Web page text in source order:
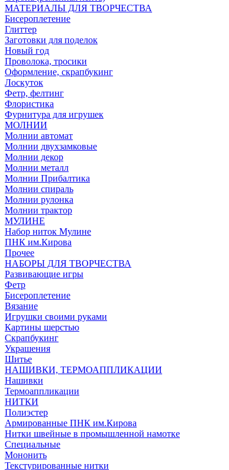
МАТЕРИАЛЫ ДЛЯ ТВОРЧЕСТВА
Бисероплетение
Глиттер
Заготовки для поделок
Новый год
Проволока, тросики
Оформление, скрапбукинг
Лоскуток
Фетр, фелтинг
Флористика
Фурнитура для игрушек
МОЛНИИ
Молнии автомат
Молнии двухзамковые
Молнии декор
Молнии металл
Молнии Прибалтика
Молнии спираль
Молнии рулонка
Молнии трактор
МУЛИНЕ
Набор ниток Мулине
ПНК им.Кирова
Прочее
НАБОРЫ ДЛЯ ТВОРЧЕСТВА
Развивающие игры
Фетр
Бисероплетение
Вязание
Игрушки своими руками
Картины шерстью
Скрапбукинг
Украшения
Шитье
НАШИВКИ, ТЕРМОАППЛИКАЦИИ
Нашивки
Термоаппликации
НИТКИ
Полиэстер
Армированные ПНК им.Кирова
Нитки швейные в промышленной намотке
Специальные
Мононить
Текстурированные нитки